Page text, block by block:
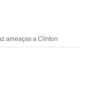
ameaças a Clinton